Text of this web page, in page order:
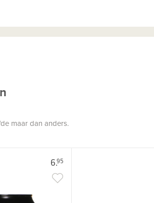
maar dan anders.
6.95